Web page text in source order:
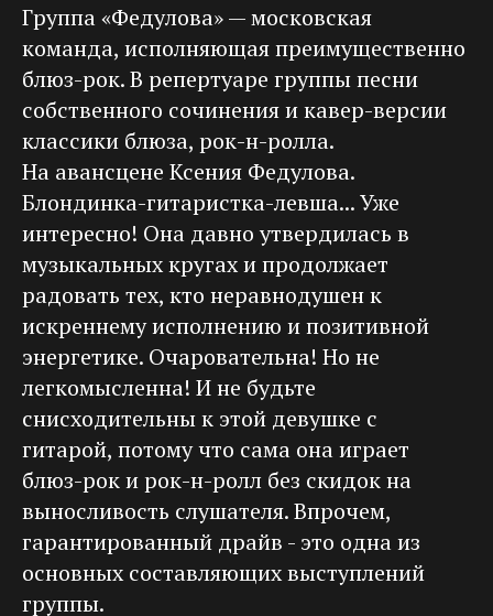
Группа «Федулова» — московская
команда, исполняющая преимущественно
блюз-рок. В репертуаре группы песни
собственного сочинения и кавер-версии
классики блюза, рок-н-ролла.
На авансцене Ксения Федулова.
Блондинка-гитаристка-левша... Уже
интересно! Она давно утвердилась в
музыкальных кругах и продолжает
радовать тех, кто неравнодушен к
искреннему исполнению и позитивной
энергетике. Очаровательна! Но не
легкомысленна! И не будьте
снисходительны к этой девушке с
гитарой, потому что сама она играет
блюз-рок и рок-н-ролл без скидок на
выносливость слушателя. Впрочем,
гарантированный драйв - это одна из
основных составляющих выступлений
группы.